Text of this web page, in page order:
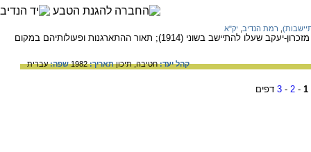
רמת הנדיב יק"א
התיישבות "קבוצת הגדעונים" -קבוצת צעירים מזכרון-יעקב שעלו להתיישב בשוני (1914); תאור ההתארגנות ופעולותיהם במקום
קהל יעד:חטיבה,תיכוןתאריך:1982 שפה:עברית
1
-
2
-
3 דפים